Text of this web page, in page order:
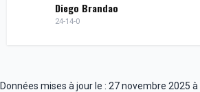
Diego Brandao
24-14-0
Données mises à jour le : 27 novembre 2025 à